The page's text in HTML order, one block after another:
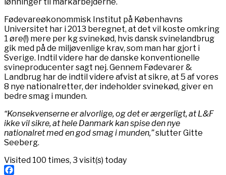
Fødevareøkonommisk Institut på Københavns
Universitet har i 2013 beregnet, at det vil koste omkring
1 øre(!) mere per kg svinekød, hvis dansk svinelandbrug
gik med på de miljøvenlige krav, som man har gjort i
Sverige. Indtil videre har de danske konventionelle
svineproducenter sagt nej. Gennem Fødevarer &
Landbrug har de indtil videre afvist at sikre, at 5 af vores
8 nye nationalretter, der indeholder svinekød, giver en
bedre smag i munden.
“Konsekvenserne er alvorlige, og det er ærgerligt, at L&F
ikke vil sikre, at hele Danmark kan spise den nye
nationalret med en god smag i munden,”slutter Gitte
Seeberg.
Visited 100 times, 3 visit(s) today